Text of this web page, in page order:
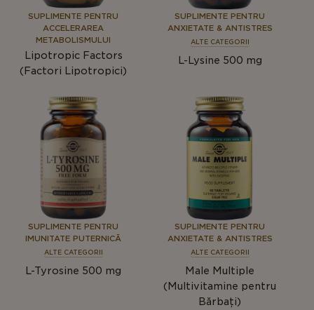
SUPLIMENTE PENTRU
ACCELERAREA
METABOLISMULUI
Lipotropic Factors
(Factori Lipotropici)
SUPLIMENTE PENTRU
ANXIETATE & ANTISTRES
ALTE CATEGORII
L-Lysine 500 mg
SUPLIMENTE PENTRU
IMUNITATE PUTERNICĂ
ALTE CATEGORII
L-Tyrosine 500 mg
SUPLIMENTE PENTRU
ANXIETATE & ANTISTRES
ALTE CATEGORII
Male Multiple
(Multivitamine pentru
Bărbați)